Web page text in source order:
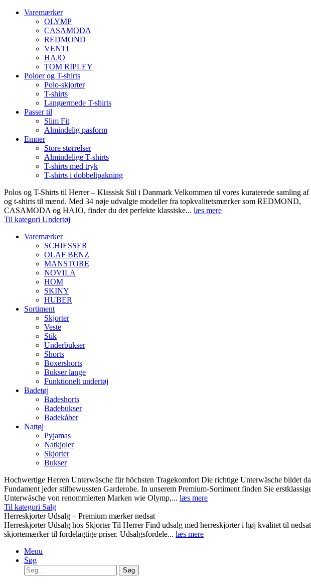
Varemærker
OLYMP
CASAMODA
REDMOND
VENTI
HAJO
TOM RIPLEY
Poloer og T-shirts
Polo-skjorter
T-shirts
Langærmede T-shirts
Passer til
Slim Fit
Almindelig pasform
Emner
Store størrelser
Almindelige T-shirts
T-shirts med tryk
T-shirts i dobbeltpakning
Polos og T-Shirts til Herrer – Klassisk Stil i Danmark Velkommen til vores kuraterede samling af
og t-shirts til mænd. Med 34 nøje udvalgte modeller fra topkvalitetsmærker som REDMOND,
CASAMODA og HAJO, finder du det perfekte klassiske... læs mere
Til kategori Undertøj
Varemærker
SCHIESSER
OLAF BENZ
MANSTORE
NOVILA
HOM
SKINY
HUBER
Sortiment
Skjorter
Veste
Stik
Underbukser
Shorts
Boxershorts
Bukser lange
Funktionelt undertøj
Badetøj
Badeshorts
Badebukser
Badekåber
Nattøj
Pyjamas
Natkjoler
Skjorter
Bukser
Hochwertige Herren Unterwäsche für höchsten Tragekomfort Die richtige Unterwäsche bildet
Fundament jeder stilbewussten Garderobe. In unserem Premium-Sortiment finden Sie
Unterwäsche von renommierten Marken wie Olymp,... læs mere
Til kategori Salg
Herreskjorter Udsalg – Premium mærker nedsat
Herreskjorter Udsalg hos Skjorter Til Herrer Find udsalg med herreskjorter i høj kvalitet til
skjortemærker til fordelagtige priser. Udsalgsfordele... læs mere
Menu
Søg
Søg